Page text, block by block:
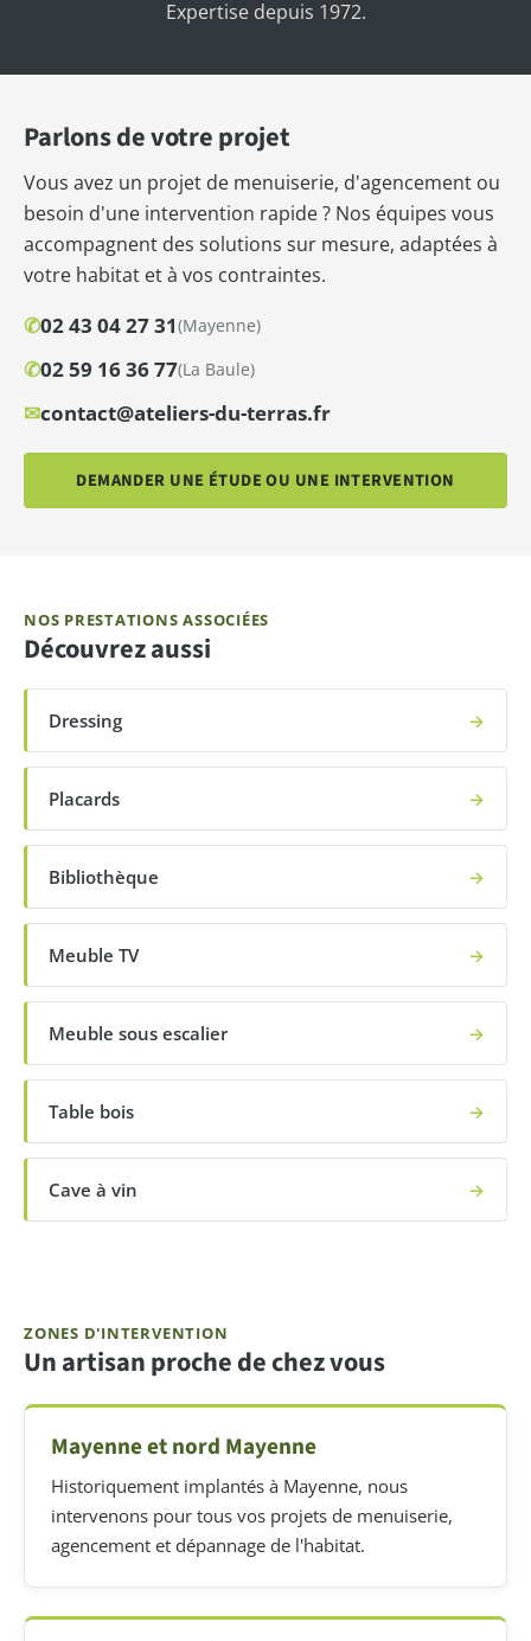
Expertise depuis 1972.
Parlons de votre projet
Vous avez un projet de menuiserie, d'agencement ou
besoin d'une intervention rapide ? Nos équipes vous
accompagnent des solutions sur mesure, adaptées à
votre habitat et à vos contraintes.
✆02 43 04 27 31(Mayenne)
✆02 59 16 36 77(La Baule)
✉contact@ateliers-du-terras.fr
DEMANDER UNE ÉTUDE OU UNE INTERVENTION
NOS PRESTATIONS ASSOCIÉES
Découvrez aussi
Dressing →
Placards →
Bibliothèque →
Meuble TV →
Meuble sous escalier →
Table bois →
Cave à vin →
ZONES D'INTERVENTION
Un artisan proche de chez vous
Mayenne et nord Mayenne
Historiquement implantés à Mayenne, nous
intervenons pour tous vos projets de menuiserie,
agencement et dépannage de l'habitat.